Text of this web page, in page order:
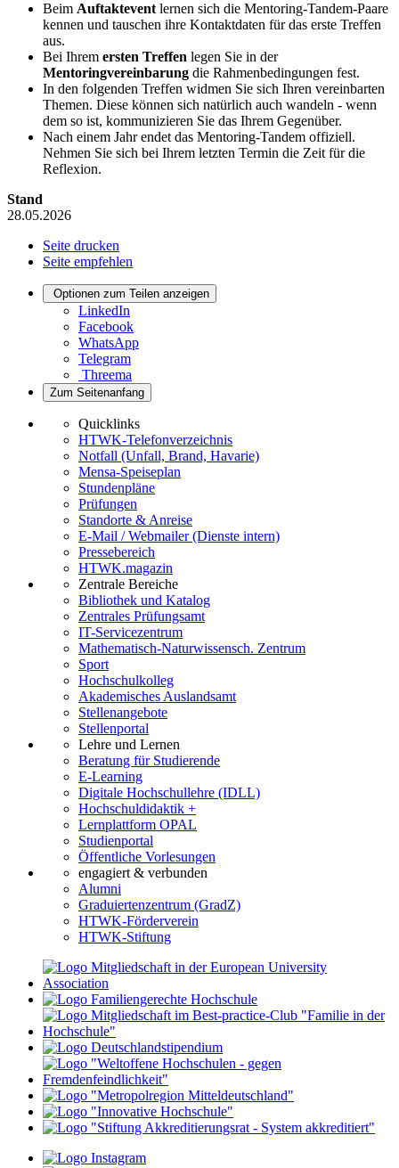
Beim Auftaktevent lernen sich die Mentoring-Tandem-Paare
kennen und tauschen ihre Kontaktdaten für das erste Treffen
aus.
Bei Ihrem ersten Treffen legen Sie in der
Mentoringvereinbarung die Rahmenbedingungen fest.
In den folgenden Treffen widmen Sie sich Ihren vereinbarten
Themen. Diese können sich natürlich auch wandeln - wenn
dem so ist, kommunizieren Sie das Ihrem Gegenüber.
Nach einem Jahr endet das Mentoring-Tandem offiziell.
Nehmen Sie sich bei Ihrem letzten Termin die Zeit für die
Reflexion.
Stand
28.05.2026
Seite drucken
Seite empfehlen
Optionen zum Teilen anzeigen
LinkedIn
Facebook
WhatsApp
Telegram
Threema
Zum Seitenanfang
Quicklinks
HTWK-Telefonverzeichnis
Notfall (Unfall, Brand, Havarie)
Mensa-Speiseplan
Stundenpläne
Prüfungen
Standorte & Anreise
E-Mail / Webmailer (Dienste intern)
Pressebereich
HTWK.magazin
Zentrale Bereiche
Bibliothek und Katalog
Zentrales Prüfungsamt
IT-Servicezentrum
Mathematisch-Naturwissensch. Zentrum
Sport
Hochschulkolleg
Akademisches Auslandsamt
Stellenangebote
Stellenportal
Lehre und Lernen
Beratung für Studierende
E-Learning
Digitale Hochschullehre (IDLL)
Hochschuldidaktik +
Lernplattform OPAL
Studienportal
Öffentliche Vorlesungen
engagiert & verbunden
Alumni
Graduiertenzentrum (GradZ)
HTWK-Förderverein
HTWK-Stiftung